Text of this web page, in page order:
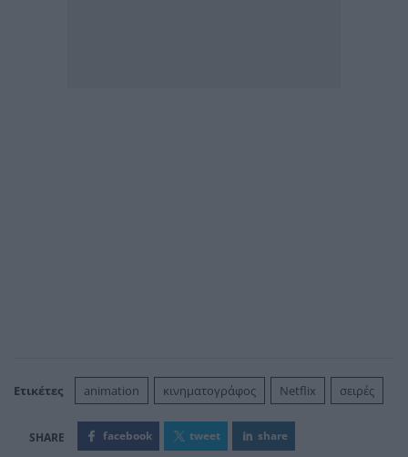
Ετικέτες animation κινηματογράφος Netflix σειρές
facebook tweet share